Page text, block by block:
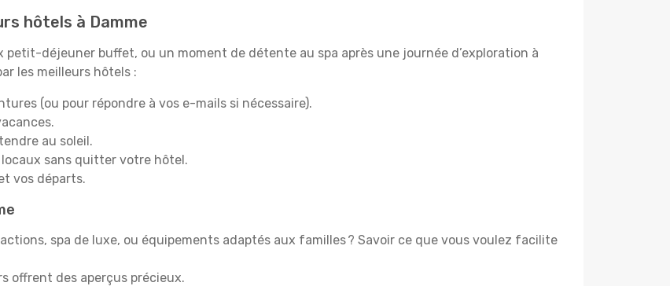
hôtels à Damme
déjeuner buffet, ou un moment de détente au spa après une journée d’exploration à
les meilleurs hôtels :
(ou pour répondre à vos e-mails si nécessaire).
au soleil.
sans quitter votre hôtel.
vos départs.
spa de luxe, ou équipements adaptés aux familles ? Savoir ce que vous voulez facilite
offrent des aperçus précieux.